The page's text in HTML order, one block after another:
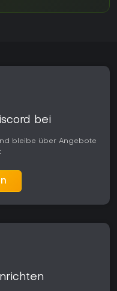
bei
bleibe über Angebote